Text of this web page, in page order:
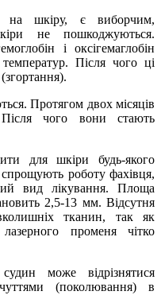
на шкіру, є виборчим,
не пошкоджуються.
і оксігемаглобін
Після чого ці
Протягом двох місяців
чого вони стають
для шкіри будь-якого
роботу фахівця,
вид лікування. Площа
2,5-13 мм. Відсутня
тканин, так як
променя чітко
може відрізнятися
(поколювання) в